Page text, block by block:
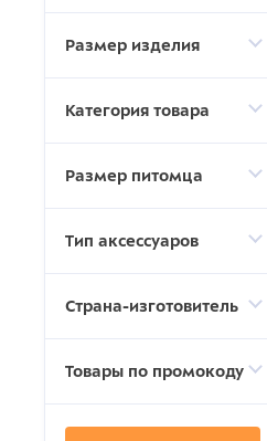
Размер изделия
Категория товара
Размер питомца
Тип аксессуаров
Страна-изготовитель
Товары по промокоду